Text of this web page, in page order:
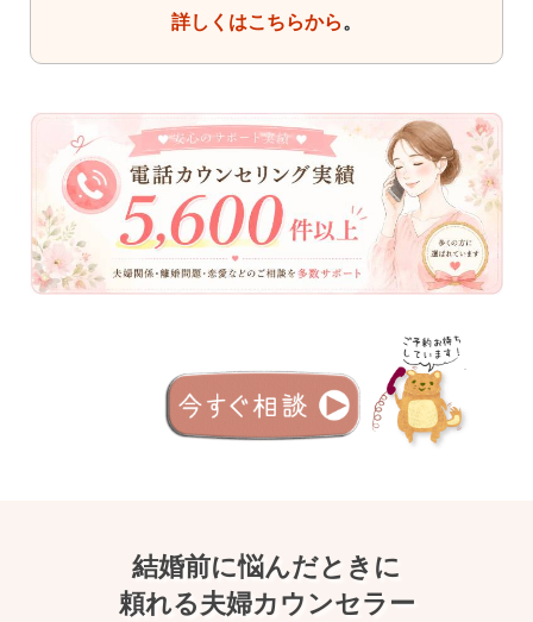
詳しくはこちらから。
結婚前に悩んだときに
頼れる夫婦カウンセラー